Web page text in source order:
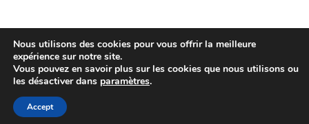
Contact
Politique de confidentialité
Nous utilisons des cookies pour vous offrir la meilleure
expérience sur notre site.
Vous pouvez en savoir plus sur les cookies que nous utilisons ou
les désactiver dans paramètres.
Accept